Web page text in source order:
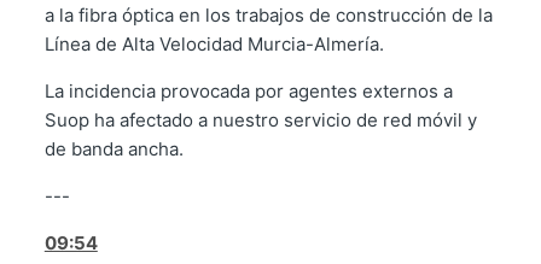
a la fibra óptica en los trabajos de construcción de la
Línea de Alta Velocidad Murcia-Almería.
La incidencia provocada por agentes externos a
Suop ha afectado a nuestro servicio de red móvil y
de banda ancha.
---
09:54